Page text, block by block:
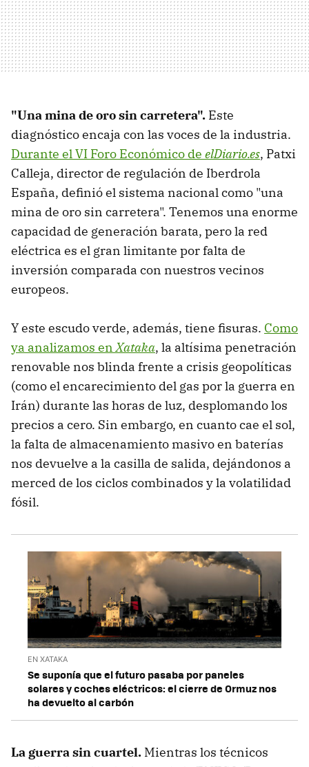
"Una mina de oro sin carretera". Este
diagnóstico encaja con las voces de la industria.
Durante el VI Foro Económico de elDiario.es, Patxi
Calleja, director de regulación de Iberdrola
España, definió el sistema nacional como "una
mina de oro sin carretera". Tenemos una enorme
capacidad de generación barata, pero la red
eléctrica es el gran limitante por falta de
inversión comparada con nuestros vecinos
europeos.
Y este escudo verde, además, tiene fisuras. Como
ya analizamos enXataka, la altísima penetración
renovable nos blinda frente a crisis geopolíticas
(como el encarecimiento del gas por la guerra en
Irán) durante las horas de luz, desplomando los
precios a cero. Sin embargo, en cuanto cae el sol,
la falta de almacenamiento masivo en baterías
nos devuelve a la casilla de salida, dejándonos a
merced de los ciclos combinados y la volatilidad
fósil.
EN XATAKA
Se suponía que el futuro pasaba por paneles
solares y coches eléctricos: el cierre de Ormuz nos
ha devuelto al carbón
La guerra sin cuartel. Mientras los técnicos